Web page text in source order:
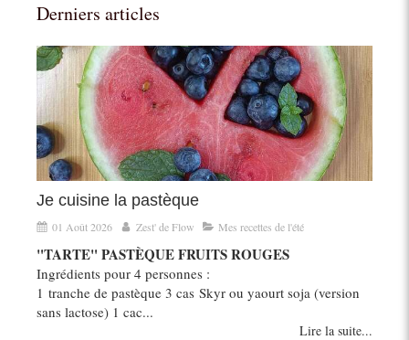
Derniers articles
Je cuisine la pastèque
01 Août 2026 Zest' de Flow Mes recettes de l'été
"TARTE" PASTÈQUE FRUITS ROUGES
Ingrédients pour 4 personnes :
1 tranche de pastèque 3 cas Skyr ou yaourt soja (version
sans lactose) 1 cac...
Lire la suite...